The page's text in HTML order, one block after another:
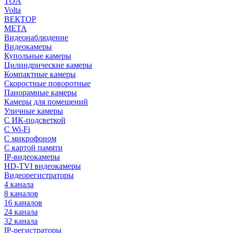
Volta
ВЕКТОР
МЕТА
Видеонаблюдение
Видеокамеры
Купольные камеры
Цилиндрические камеры
Компактные камеры
Скоростные поворотные
Панорамные камеры
Камеры для помещений
Уличные камеры
С ИК-подсветкой
С Wi-Fi
С микрофоном
С картой памяти
IP-видеокамеры
HD-TVI видеокамеры
Видеорегистраторы
4 канала
8 каналов
16 каналов
24 канала
32 канала
IP-регистраторы